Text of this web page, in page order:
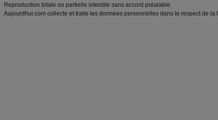
Reproduction totale ou partielle interdite sans accord préalable.
Aujourdhui.com collecte et traite les données personnelles dans le respect de